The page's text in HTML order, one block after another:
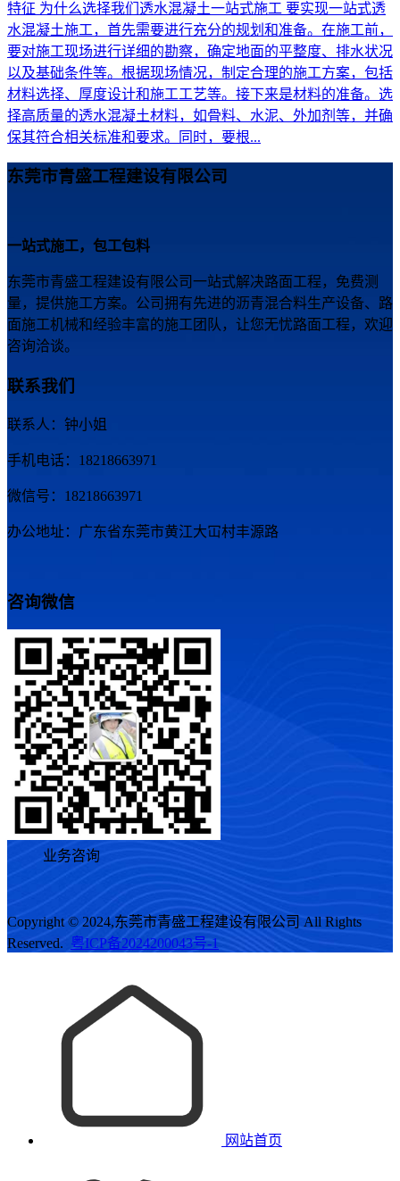
特征 为什么选择我们透水混凝土一站式施工 要实现一站式透
水混凝土施工，首先需要进行充分的规划和准备。在施工前，
要对施工现场进行详细的勘察，确定地面的平整度、排水状况
以及基础条件等。根据现场情况，制定合理的施工方案，包括
材料选择、厚度设计和施工工艺等。接下来是材料的准备。选
择高质量的透水混凝土材料，如骨料、水泥、外加剂等，并确
保其符合相关标准和要求。同时，要根...
东莞市青盛工程建设有限公司
一站式施工，包工包料
东莞市青盛工程建设有限公司一站式解决路面工程，免费测
量，提供施工方案。公司拥有先进的沥青混合料生产设备、路
面施工机械和经验丰富的施工团队，让您无忧路面工程，欢迎
咨询洽谈。
联系我们
联系人：钟小姐
手机电话：18218663971
微信号：18218663971
办公地址：广东省东莞市黄江大冚村丰源路
咨询微信
业务咨询
Copyright © 2024,东莞市青盛工程建设有限公司 All Rights
Reserved. 粤ICP备2024200043号-1
网站首页